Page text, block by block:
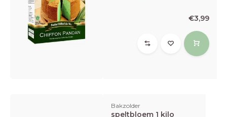
€3,99
Bakzolder
speltbloem 1 kilo